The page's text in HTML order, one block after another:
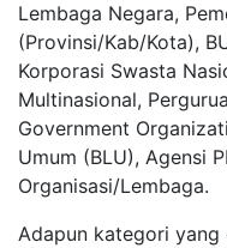
Lembaga Negara,
(Provinsi/Kab/Kota),
Korporasi Swasta
Multinasional,
Government
Umum (BLU), Agensi
Organisasi/Lembaga.
Adapun kategori